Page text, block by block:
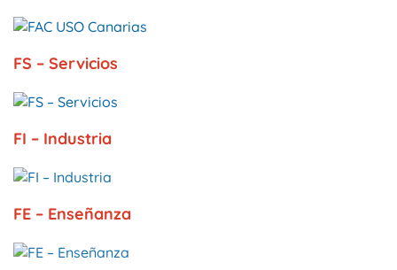
FS – Servicios
FI – Industria
FE – Enseñanza